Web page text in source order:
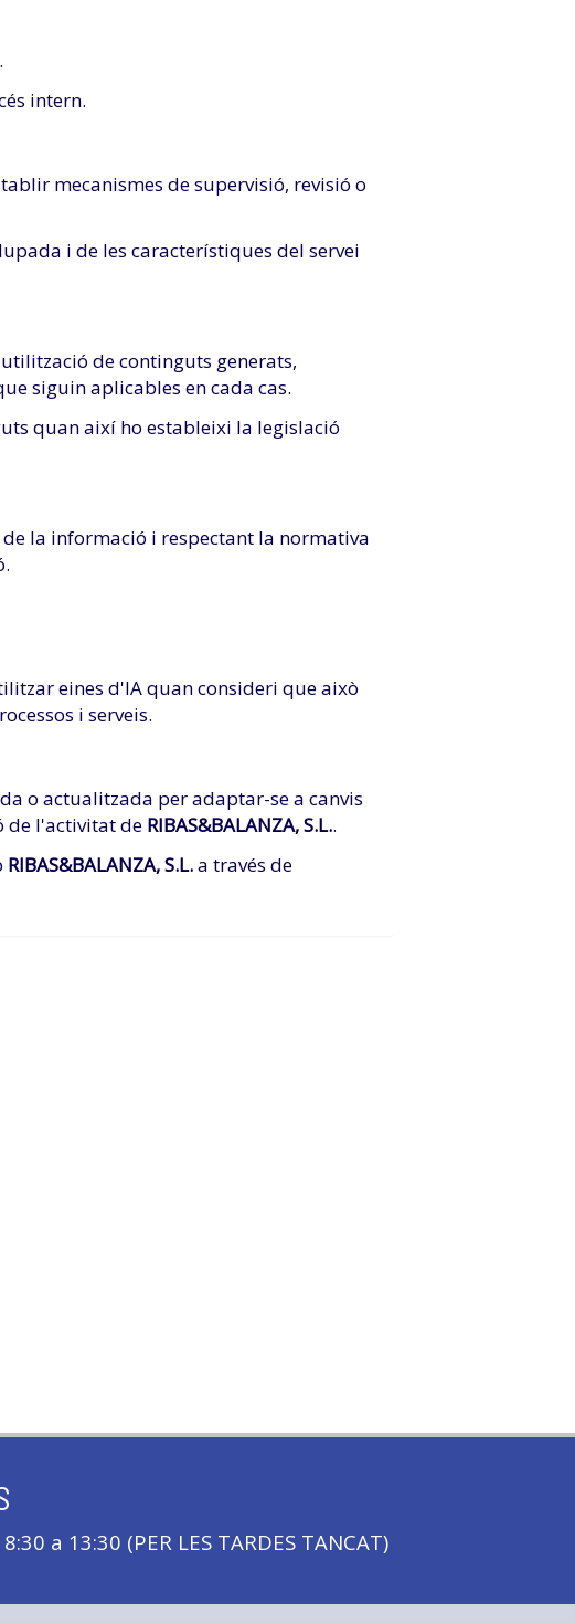
intern.
mecanismes de supervisió, revisió o
i de les característiques del servei
de continguts generats,
siguin aplicables en cada cas.
quan així ho estableixi la legislació
la informació i respectant la normativa
eines d'IA quan consideri que això
i serveis.
o actualitzada per adaptar-se a canvis
de l'activitat de RIBAS&BALANZA, S.L..
RIBAS&BALANZA, S.L.a través de
a 13:30 (PER LES TARDES TANCAT)